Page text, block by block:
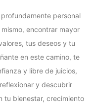
personal
encontrar mayor
tus deseos y tu
en este camino, te
y libre de juicios,
y descubrir
tu bienestar, crecimiento